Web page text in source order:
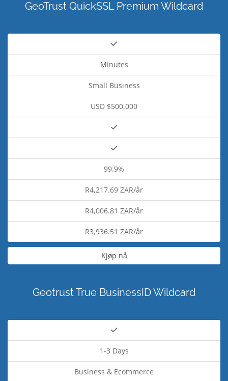
GeoTrust QuickSSL Premium Wildcard
Minutes
Small Business
USD $500,000
99.9%
R4,217.69 ZAR/år
R4,006.81 ZAR/år
R3,936.51 ZAR/år
Kjøp nå
Geotrust True BusinessID Wildcard
1-3 Days
Business & Ecommerce